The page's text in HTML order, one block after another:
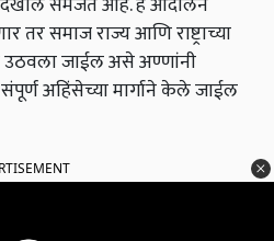
तर समाज राज्य आणि राष्ट्राच्या
उठवला जाईल असे अण्णांनी
अहिंसेच्या मार्गाने केले जाईल